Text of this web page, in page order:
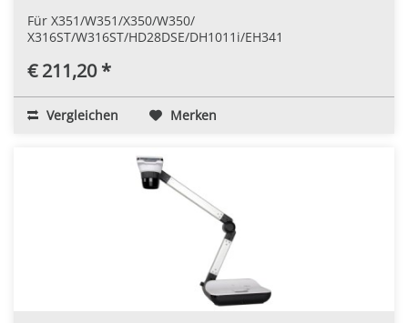
Für X351/W351/X350/W350/
X316ST/W316ST/HD28DSE/DH1011i/EH341
€ 211,20 *
Vergleichen Merken